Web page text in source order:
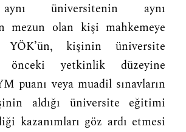
üniversitenin aynı
mezun olan kişi mahkemeye
YÖK’ün, kişinin üniversite
önceki yetkinlik düzeyine
puanı veya muadil sınavların
aldığı üniversite eğitimi
kazanımları göz ardı etmesi